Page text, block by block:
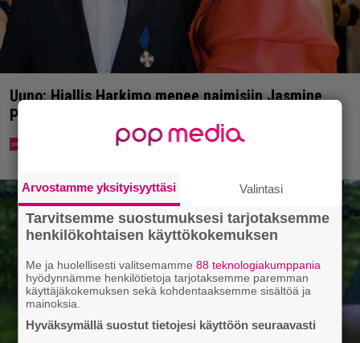
Uuno: Hjallis Harkimo menee naimisiin Jasmine
Pajarin kanssa
Arvostamme yksityisyyttäsi Valintasi
Tarvitsemme suostumuksesi tarjotaksemme
henkilökohtaisen käyttökokemuksen
Me ja huolellisesti valitsemamme88 teknologiakumppania
hyödynnämme henkilötietoja tarjotaksemme paremman
käyttäjäkokemuksen sekä kohdentaaksemme sisältöä ja
mainoksia.
Hyväksymällä suostut tietojesi käyttöön seuraavasti